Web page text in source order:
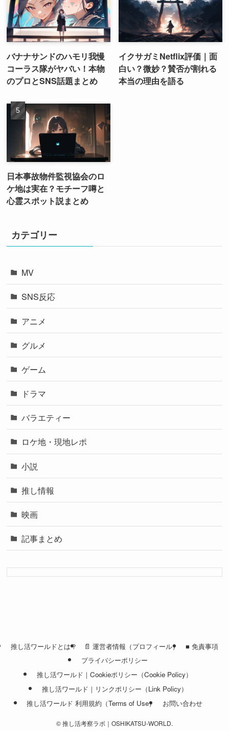
バナナサンドのハモリ我慢
コーラス隊がヤバい！本物
のプロとSNS話題まとめ
イクサガミNetflix評価｜面
白い？微妙？賛否が割れる
本当の理由を語る
日本事故物件監視協会のロ
ケ地は実在？モチーフ噂と
心霊スポット説まとめ
カテゴリー
MV
SNS反応
アニメ
グルメ
ゲーム
ドラマ
バラエティー
ロケ地・現地レポ
小説
推し情報
映画
記事まとめ
推し活ワールドとは？ 📄 運営者情報（プロフィール）
■ 免責事項
プライバシーポリシー
推し活ワールド｜Cookieポリシー（Cookie Policy）
推し活ワールド｜リンクポリシー（Link Policy）
推し活ワールド 利用規約（Terms of Use）
お問い合わせ
©推し活考察ラボ｜OSHIKATSU-WORLD.